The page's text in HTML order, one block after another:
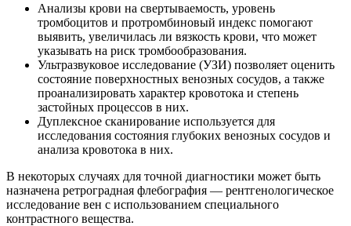
Анализы крови на свертываемость, уровень
тромбоцитов и протромбиновый индекс помогают
выявить, увеличилась ли вязкость крови, что может
указывать на риск тромбообразования.
Ультразвуковое исследование (УЗИ) позволяет оценить
состояние поверхностных венозных сосудов, а также
проанализировать характер кровотока и степень
застойных процессов в них.
Дуплексное сканирование используется для
исследования состояния глубоких венозных сосудов и
анализа кровотока в них.
В некоторых случаях для точной диагностики может быть
назначена ретроградная флебография — рентгенологическое
исследование вен с использованием специального
контрастного вещества.